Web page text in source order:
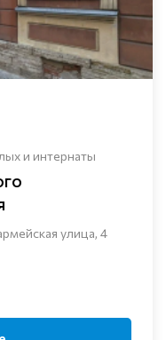
и интернаты
улица, 4